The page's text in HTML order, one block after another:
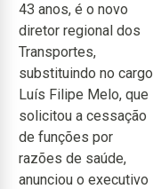
43 anos, é o novo
diretor regional dos
Transportes,
substituindo no cargo
Luís Filipe Melo, que
solicitou a cessação
de funções por
razões de saúde,
anunciou o executivo